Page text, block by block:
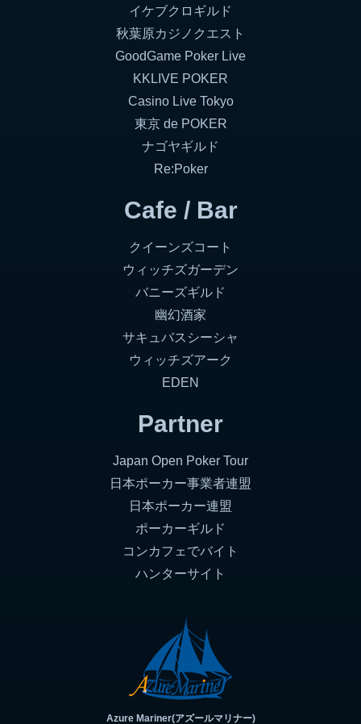
イケブクロギルド
秋葉原カジノクエスト
GoodGame Poker Live
KKLIVE POKER
Casino Live Tokyo
東京 de POKER
ナゴヤギルド
Re:Poker
Cafe / Bar
クイーンズコート
ウィッチズガーデン
バニーズギルド
幽幻酒家
サキュバスシーシャ
ウィッチズアーク
EDEN
Partner
Japan Open Poker Tour
日本ポーカー事業者連盟
日本ポーカー連盟
ポーカーギルド
コンカフェでバイト
ハンターサイト
Azure Mariner(アズールマリナー)